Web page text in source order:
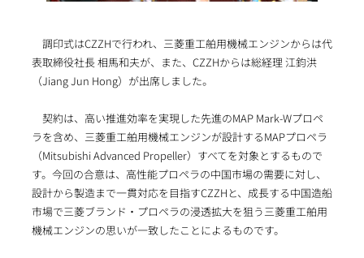
調印式はCZZHで行われ、三菱重工舶用機械エンジンからは代
表取締役社長 相馬和夫が、また、CZZHからは総経理 江鈞洪
（Jiang Jun Hong）が出席しました。
契約は、高い推進効率を実現した先進のMAP Mark-Wプロペ
ラを含め、三菱重工舶用機械エンジンが設計するMAPプロペラ
（Mitsubishi Advanced Propeller）すべてを対象とするもので
す。今回の合意は、高性能プロペラの中国市場の需要に対し、
設計から製造まで一貫対応を目指すCZZHと、成長する中国造船
市場で三菱ブランド・プロペラの浸透拡大を狙う三菱重工舶用
機械エンジンの思いが一致したことによるものです。